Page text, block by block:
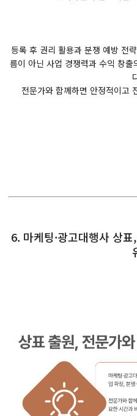
등록 후 권리 활용과 분쟁 예방 전
름이 아닌 사업 경쟁력과 수익 창
전문가와 함께하면 안정적이고
6. 마케팅·광고대행사 상